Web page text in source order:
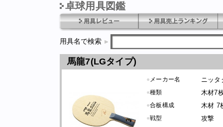
1970年1月01日 発売卓球用具図鑑
用具名で検索
馬龍7(LGタイプ)
● メーカー名 ニッタ
●種類 木材7
●合板構成 木材 7
●戦型 攻撃